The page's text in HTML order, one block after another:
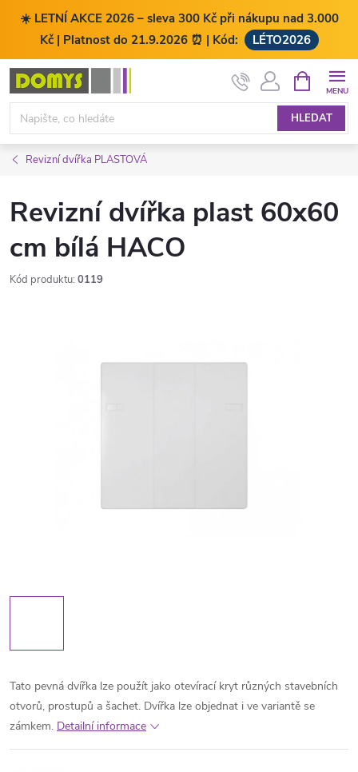
☀️ LETNÍ AKCE 2026 – sleva 300 Kč při nákupu nad 3.000
Kč | Platnost do 21.9.2026 ⏰ | Kód:
LÉTO2026
Přejít
obsah
HLEDAT
NÁKUPNÍ
KOŠÍK
Revizní dvířka PLASTOVÁ
Revizní dvířka plast 60x60
cm bílá HACO
Kód produktu: 0119
Tato pevná dvířka lze použít jako otevírací kryt různých stavebních
otvorů, prostupů a šachet. Dvířka lze objednat i ve variantě se
zámkem. Detailní informace